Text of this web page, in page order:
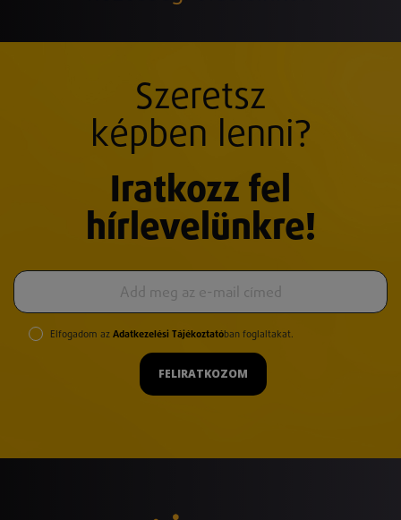
Szeretsz
képben lenni?
Iratkozz fel
hírlevelünkre!
Elfogadom az Adatkezelési Tájékoztatóban foglaltakat.
FELIRATKOZOM